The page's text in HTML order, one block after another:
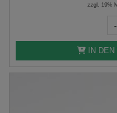
zzgl. 19%
-
IN